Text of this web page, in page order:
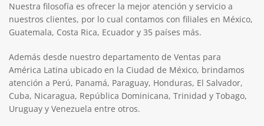
Nuestra filosofía es ofrecer la mejor atención y servicio a
nuestros clientes, por lo cual contamos con filiales en México,
Guatemala, Costa Rica, Ecuador y 35 países más.
Además desde nuestro departamento de Ventas para
América Latina ubicado en la Ciudad de México, brindamos
atención a Perú, Panamá, Paraguay, Honduras, El Salvador,
Cuba, Nicaragua, República Dominicana, Trinidad y Tobago,
Uruguay y Venezuela entre otros.